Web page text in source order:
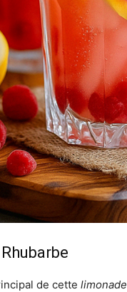
de cette limonade